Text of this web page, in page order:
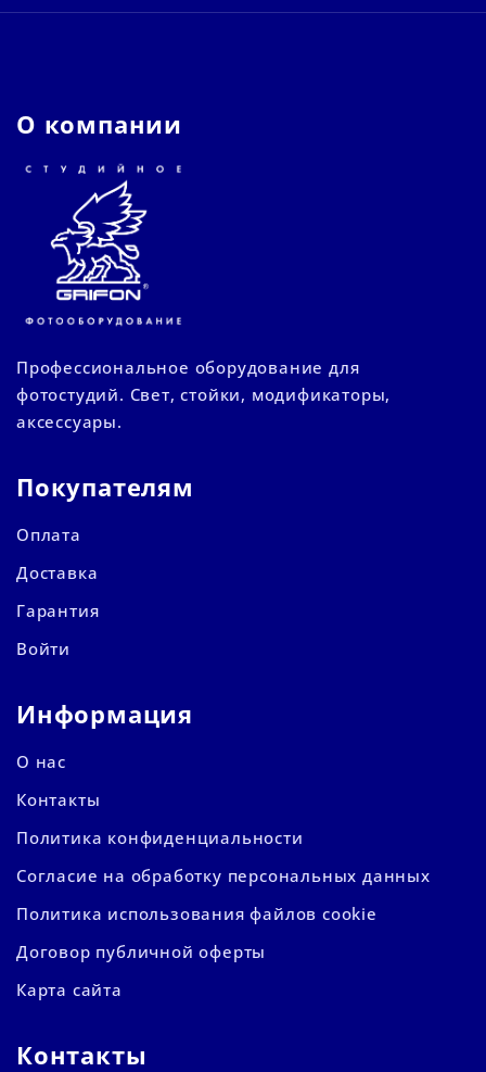
О компании
Профессиональное оборудование для
фотостудий. Свет, стойки, модификаторы,
аксессуары.
Покупателям
Оплата
Доставка
Гарантия
Войти
Информация
О нас
Контакты
Политика конфиденциальности
Согласие на обработку персональных данных
Политика использования файлов cookie
Договор публичной оферты
Карта сайта
Контакты